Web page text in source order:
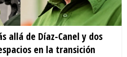
allá de Díaz-Canel y dos
en la transición